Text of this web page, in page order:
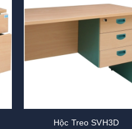
Hộc Treo SVH3D